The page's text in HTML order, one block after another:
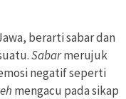
berarti sabar dan
Sabarmerujuk
negatif seperti
mengacu pada sikap